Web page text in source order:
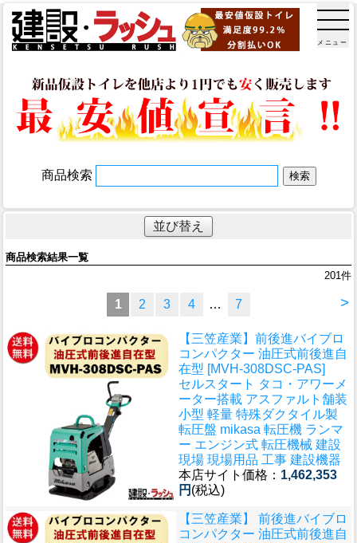
メニュー
商品検索
並び替え
商品検索結果一覧
201件
>
1 2 3 4 … 7
【三笠産業】前後進バイブロ
コンパクター 油圧式前後進自
在型 [MVH-308DSC-PAS]
セルスタート タコ・アワーメ
ーター搭載 アスファルト舗装
小型 軽量 特殊ダクタイル製
転圧盤 mikasa 転圧機 ランマ
ー エンジン式 転圧機械 建設
現場 現場用品 工事 建設機器
本店サイト価格： 1,462,353
円 (税込)
【三笠産業】 前後進バイブロ
コンパクター 油圧式前後進自